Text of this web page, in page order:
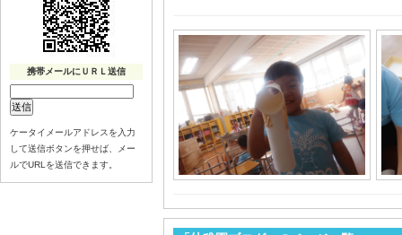
携帯メールにＵＲＬ送信
ケータイメールアドレスを入力
して送信ボタンを押せば、メー
ルでURLを送信できます。